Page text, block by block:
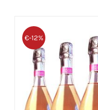
€-12%